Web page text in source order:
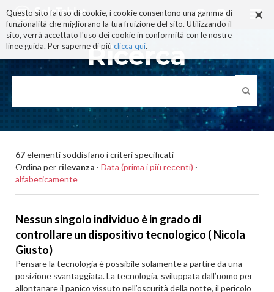
×
Questo sito fa uso di cookie, i cookie consentono una gamma di
funzionalità che migliorano la tua fruizione del sito. Utilizzando il
sito, verrà accettato l'uso dei cookie in conformità con le nostre
linee guida. Per saperne di più clicca qui.
ai
contenuti.
|
alla
navigazione
Ricerca
67elementi soddisfano i criteri specificati
Ordina per rilevanza · Data (prima i più recenti) ·
alfabeticamente
Nessun singolo individuo è in grado di
controllare un dispositivo tecnologico ( Nicola
Giusto)
Pensare la tecnologia è possibile solamente a partire da una
posizione svantaggiata. La tecnologia, sviluppata dall’uomo per
allontanare il panico vissuto nell’oscurità della notte, il pericolo